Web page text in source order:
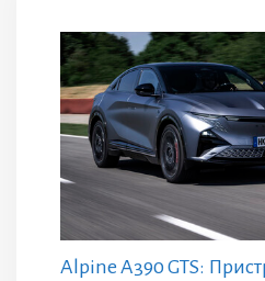
Alpine A390 GTS: